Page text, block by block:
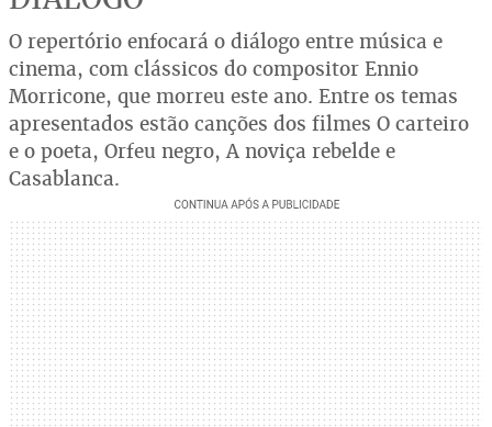
O repertório enfocará o diálogo entre música e
cinema, com clássicos do compositor Ennio
Morricone, que morreu este ano. Entre os temas
apresentados estão canções dos filmes O carteiro
e o poeta, Orfeu negro, A noviça rebelde e
Casablanca.